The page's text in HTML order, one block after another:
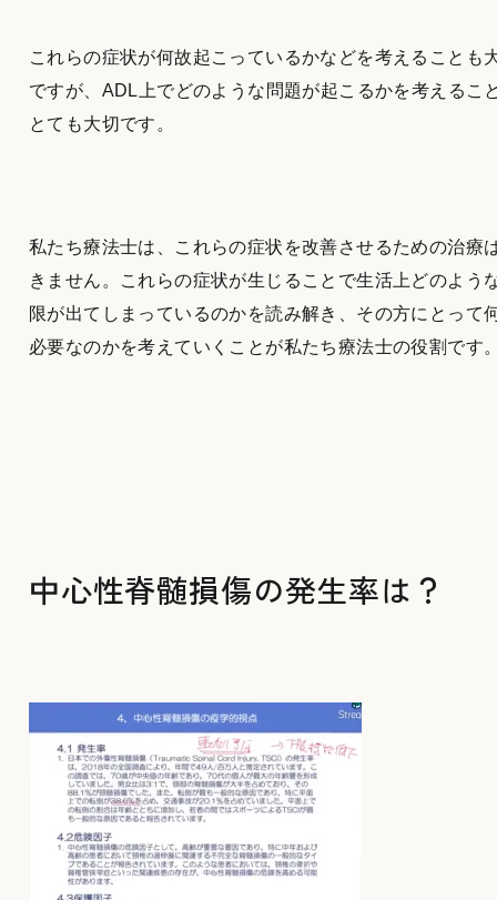
これらの症状が何故起こっているかなどを考えることも
ですが、ADL上でどのような問題が起こるかを考えるこ
とても大切です。
私たち療法士は、これらの症状を改善させるための治療
きません。これらの症状が生じることで生活上どのよう
限が出てしまっているのかを読み解き、その方にとって
必要なのかを考えていくことが私たち療法士の役割です
中心性脊髄損傷の発生率は？